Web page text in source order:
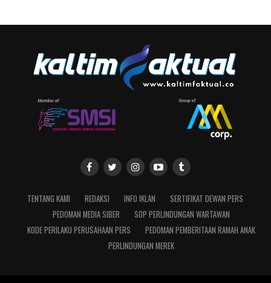
TENTANG KAMI REDAKSI INFO IKLAN
SERTIFIKAT DEWAN PERS
PEDOMAN MEDIA SIBER
SOP PERLINDUNGAN WARTAWAN
KODE PERILAKU PERUSAHAAN PERS
PEDOMAN PEMBERITAAN RAMAH ANAK
PERLINDUNGAN MEREK